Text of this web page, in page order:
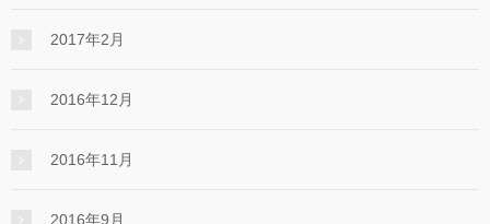
2017年2月
2016年12月
2016年11月
2016年9月